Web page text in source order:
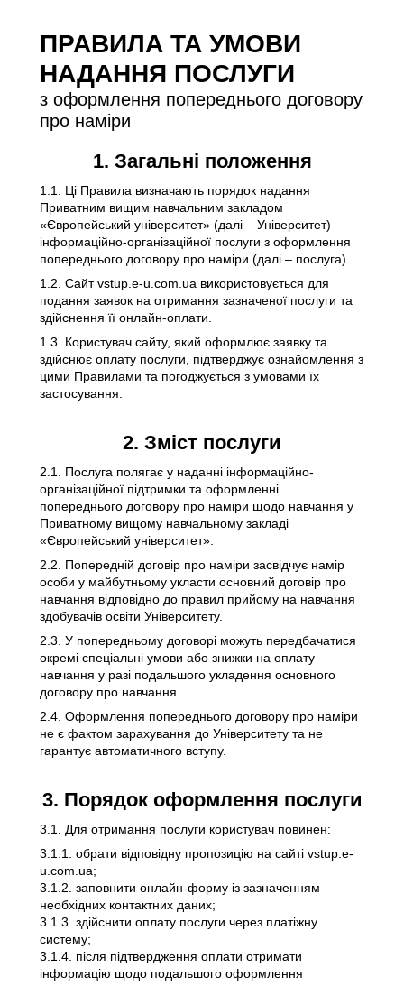
ПРАВИЛА ТА УМОВИ
НАДАННЯ ПОСЛУГИ
з оформлення попереднього договору
про наміри
1. Загальні положення
1.1. Ці Правила визначають порядок надання
Приватним вищим навчальним закладом
«Європейський університет» (далі – Університет)
інформаційно-організаційної послуги з оформлення
попереднього договору про наміри (далі – послуга).
1.2. Сайт vstup.e-u.com.ua використовується для
подання заявок на отримання зазначеної послуги та
здійснення її онлайн-оплати.
1.3. Користувач сайту, який оформлює заявку та
здійснює оплату послуги, підтверджує ознайомлення з
цими Правилами та погоджується з умовами їх
застосування.
2. Зміст послуги
2.1. Послуга полягає у наданні інформаційно-
організаційної підтримки та оформленні
попереднього договору про наміри щодо навчання у
Приватному вищому навчальному закладі
«Європейський університет».
2.2. Попередній договір про наміри засвідчує намір
особи у майбутньому укласти основний договір про
навчання відповідно до правил прийому на навчання
здобувачів освіти Університету.
2.3. У попередньому договорі можуть передбачатися
окремі спеціальні умови або знижки на оплату
навчання у разі подальшого укладення основного
договору про навчання.
2.4. Оформлення попереднього договору про наміри
не є фактом зарахування до Університету та не
гарантує автоматичного вступу.
3. Порядок оформлення послуги
3.1. Для отримання послуги користувач повинен:
3.1.1. обрати відповідну пропозицію на сайті vstup.e-
u.com.ua;
3.1.2. заповнити онлайн-форму із зазначенням
необхідних контактних даних;
3.1.3. здійснити оплату послуги через платіжну
систему;
3.1.4. після підтвердження оплати отримати
інформацію щодо подальшого оформлення